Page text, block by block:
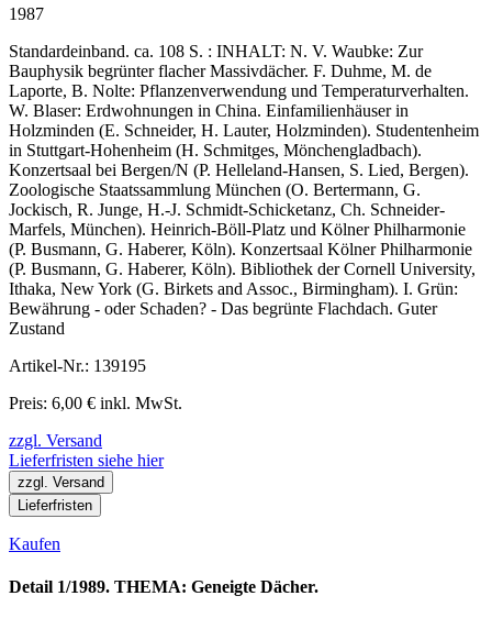
1987
Standardeinband. ca. 108 S. : INHALT: N. V. Waubke: Zur
Bauphysik begrünter flacher Massivdächer. F. Duhme, M. de
Laporte, B. Nolte: Pflanzenverwendung und Temperaturverhalten.
W. Blaser: Erdwohnungen in China. Einfamilienhäuser in
Holzminden (E. Schneider, H. Lauter, Holzminden). Studentenheim
in Stuttgart-Hohenheim (H. Schmitges, Mönchengladbach).
Konzertsaal bei Bergen/N (P. Helleland-Hansen, S. Lied, Bergen).
Zoologische Staatssammlung München (O. Bertermann, G.
Jockisch, R. Junge, H.-J. Schmidt-Schicketanz, Ch. Schneider-
Marfels, München). Heinrich-Böll-Platz und Kölner Philharmonie
(P. Busmann, G. Haberer, Köln). Konzertsaal Kölner Philharmonie
(P. Busmann, G. Haberer, Köln). Bibliothek der Cornell University,
Ithaka, New York (G. Birkets and Assoc., Birmingham). I. Grün:
Bewährung - oder Schaden? - Das begrünte Flachdach. Guter
Zustand
Artikel-Nr.: 139195
Preis: 6,00 € inkl. MwSt.
zzgl. Versand
Lieferfristen siehe hier
zzgl. Versand
Lieferfristen
Kaufen
Detail 1/1989. THEMA: Geneigte Dächer.